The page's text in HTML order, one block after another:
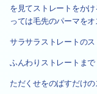
を見てストレートをか
っては毛先のパーマを
サラサラストレートの
ふんわりストレートまで
ただくせをのばすだけの